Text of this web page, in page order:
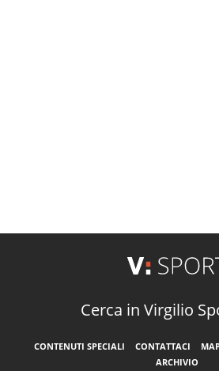
Cerca in Virgilio
CONTENUTI SPECIALI CONTATTACI
ARCHIVIO